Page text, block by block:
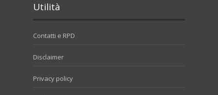
Utilità
Contatti e RPD
Disclaimer
Privacy policy